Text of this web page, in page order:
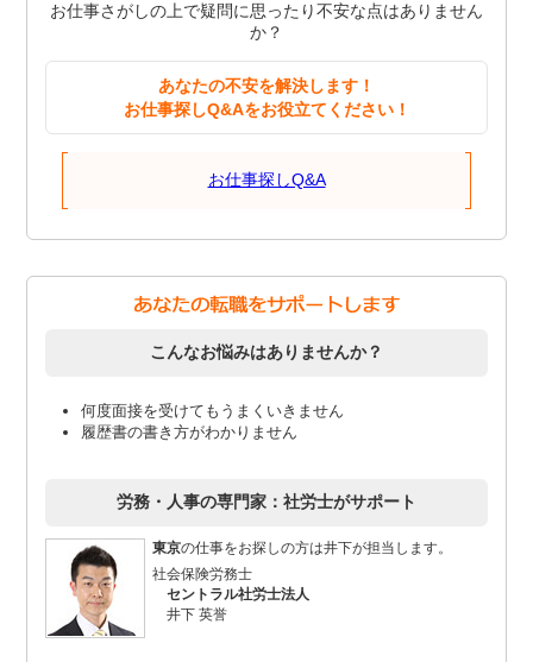
お仕事さがしの上で疑問に思ったり不安な点はありません
か？
あなたの不安を解決します！
お仕事探しQ&Aをお役立てください！
お仕事探しQ&A
こんなお悩みはありませんか？
何度面接を受けてもうまくいきません
履歴書の書き方がわかりません
労務・人事の専門家：社労士がサポート
東京の仕事をお探しの方は井下が担当します。
社会保険労務士
セントラル社労士法人
井下 英誉